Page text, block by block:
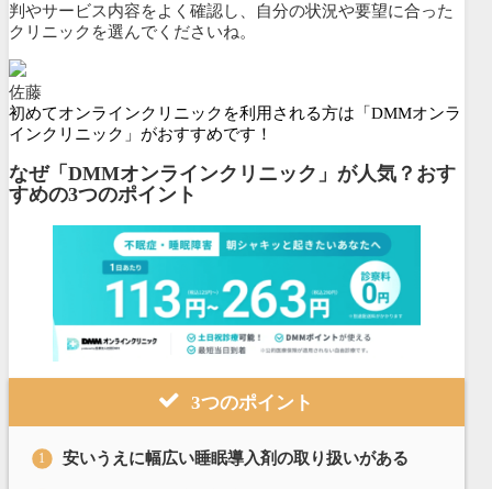
判やサービス内容をよく確認し、自分の状況や要望に合った
クリニックを選んでくださいね。
佐藤
初めてオンラインクリニックを利用される方は「DMMオンラ
インクリニック」がおすすめです！
なぜ「DMMオンラインクリニック」が人気？おす
すめの3つのポイント
3つのポイント
安いうえに幅広い睡眠導入剤の取り扱いがある